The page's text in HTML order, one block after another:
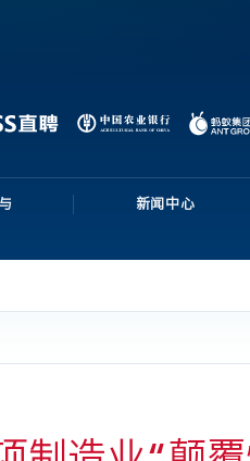
新闻中心